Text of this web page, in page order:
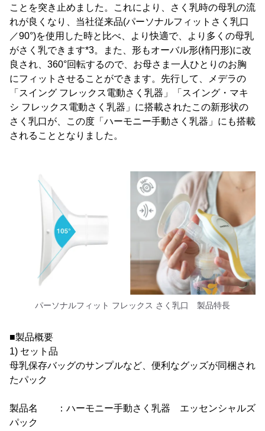
ことを突き止めました。これにより、さく乳時の母乳の流
れが良くなり、当社従来品(パーソナルフィットさく乳口
／90°)を使用した時と比べ、より快適で、より多くの母乳
がさく乳できます*3。また、形もオーバル形(楕円形)に改
良され、360°回転するので、お母さま一人ひとりのお胸
にフィットさせることができます。先行して、メデラの
「スイング フレックス電動さく乳器」「スイング・マキ
シ フレックス電動さく乳器」に搭載されたこの新形状の
さく乳口が、この度「ハーモニー手動さく乳器」にも搭載
されることとなりました。
パーソナルフィット フレックス さく乳口 製品特長
■製品概要
1) セット品
母乳保存バッグのサンプルなど、便利なグッズが同梱され
たパック
製品名 ：ハーモニー手動さく乳器 エッセンシャルズ
パック